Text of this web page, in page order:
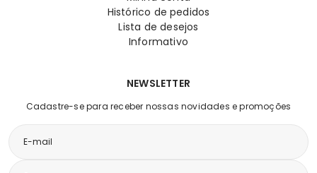
Histórico de pedidos
Lista de desejos
Informativo
NEWSLETTER
Cadastre-se para receber nossas novidades e promoções